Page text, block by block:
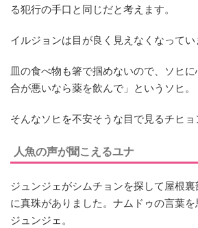
る犯行の手口と同じだと考えます。
イルジョンは目が良く見えなくなってい
皿の食べ物も箸で掴めないので、ソヒ
合が悪いなら薬を飲んで」というソヒ。
そんなソヒを不安そうな目で見るチヒョ
人魚の声が聞こえるユナ
ジュンジェがシムチョンを探して屋根
に真珠がありました。ナムドゥの言葉
ジュンジェ。